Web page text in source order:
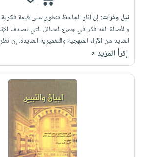
نيل وفرات:إن آثار الجاحظ تنطوي على قيمة
والأصالة. لقد فكر في جميع المسائل التي تصادف
العديد من الآراء المنهجية والتعميرية العديدة. إن
إقرأ المزيد »